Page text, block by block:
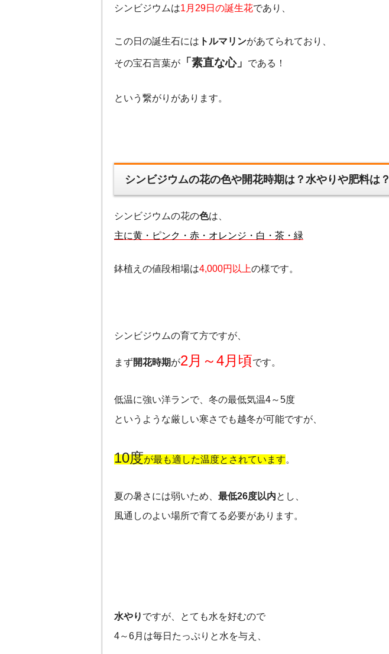
シンビジウムは1月29日の誕生花であり、
この日の誕生石には トルマリンがあてられており、
その宝石言葉が 「素直な心」 である！
という繋がりがあります。
シンビジウムの花の色や開花時期は？水やりや肥料は？
シンビジウムの花の色は、
主に黄・ピンク・赤・オレンジ・白・茶・緑
鉢植えの値段相場は4,000円以上の様です。
シンビジウムの育て方ですが、
まず開花時期が2月～4月頃です。
低温に強い洋ランで、冬の最低気温4～5度
というような厳しい寒さでも越冬が可能ですが、
10度が最も適した温度とされています。
夏の暑さには弱いため、 最低26度以内とし、
風通しのよい場所で育てる必要があります。
水やり ですが、とても水を好むので
4～6月は毎日たっぷりと水を与え、